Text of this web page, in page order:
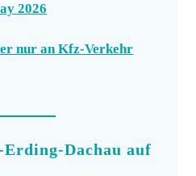
2026
nur an Kfz-Verkehr
Dachau auf